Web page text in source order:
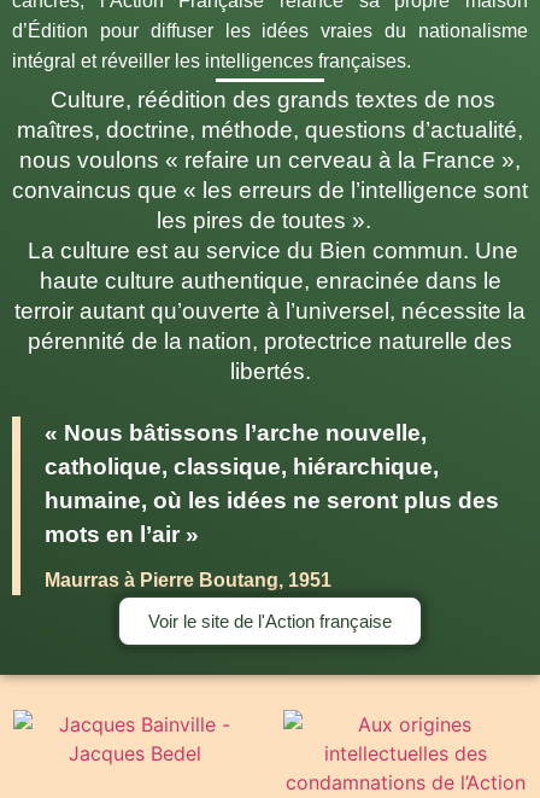
d’Édition pour diffuser les idées vraies du nationalisme
intégral et réveiller les intelligences françaises.
Culture, réédition des grands textes de nos
maîtres, doctrine, méthode, questions d’actualité,
nous voulons « refaire un cerveau à la France »,
convaincus que « les erreurs de l’intelligence sont
les pires de toutes ».
La culture est au service du Bien commun. Une
haute culture authentique, enracinée dans le
terroir autant qu’ouverte à l’universel, nécessite la
pérennité de la nation, protectrice naturelle des
libertés.
« Nous bâtissons l’arche nouvelle,
catholique, classique, hiérarchique,
humaine, où les idées ne seront plus des
mots en l’air »
Maurras à Pierre Boutang, 1951
Voir le site de l'Action française